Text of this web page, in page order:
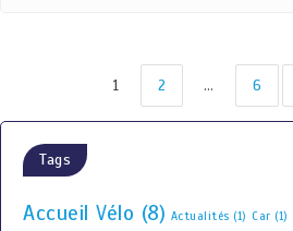
1 2 … 6
Tags
Accueil Vélo (8) Actualités (1) Car (1)